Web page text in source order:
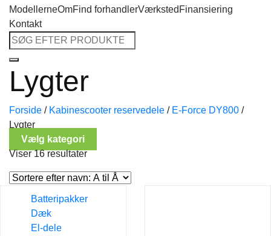
ModellerneOmFind forhandlerVærksted Finansiering
Kontakt
Søg
efter:
Lygter
Forside / Kabinescooter reservedele / E-Force DY800 /
Lygter
Vælg kategori
Viser 16 resultater
Batteripakker
Dæk
El-dele